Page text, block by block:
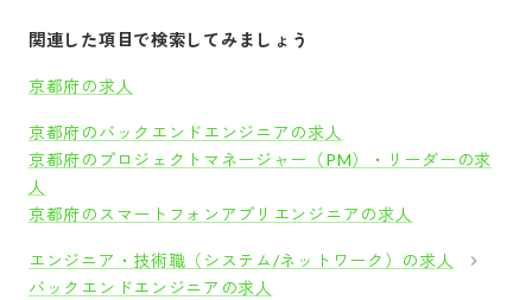
関連した項目で検索してみましょう
京都府の求人
京都府のバックエンドエンジニアの求人
京都府のプロジェクトマネージャー（PM）・リーダーの求
人
京都府のスマートフォンアプリエンジニアの求人
エンジニア・技術職（システム/ネットワーク）の求人
バックエンドエンジニアの求人